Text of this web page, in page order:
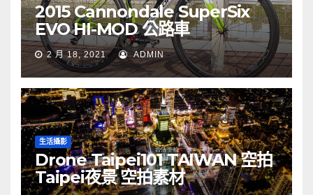
2015 Cannondale SuperSix
EVO HI-MOD 公路車
2 月 18, 2021 ADMIN
生活攝影
Drone Taipei101 TAIWAN 空拍
Taipei夜景 空拍素材